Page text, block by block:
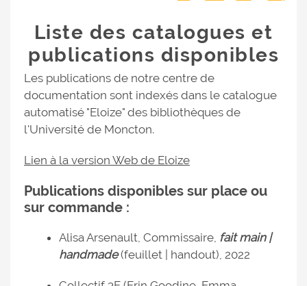
Liste des catalogues et
publications disponibles
Les publications de notre centre de
documentation sont indexés dans le catalogue
automatisé "Eloize" des bibliothèques de
l'Université de Moncton.
Lien à la version Web de Eloize
Publications disponibles sur place ou
sur commande :
Alisa Arsenault, Commissaire, fait main |
handmade(feuillet | handout), 2022